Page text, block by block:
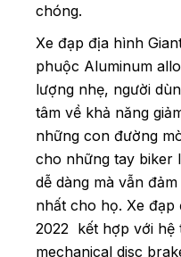
chóng.
Xe đạp địa hình
phuộc Aluminum
lượng nhẹ, người
tâm về khả năng
những con đường
cho những tay biker
dễ dàng mà vẫn
nhất cho họ. Xe đạp
2022 kết hợp với hệ
mechanical disc